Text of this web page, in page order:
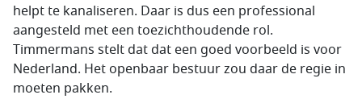
helpt te kanaliseren. Daar is dus een professional
aangesteld met een toezichthoudende rol.
Timmermans stelt dat dat een goed voorbeeld is voor
Nederland. Het openbaar bestuur zou daar de regie in
moeten pakken.